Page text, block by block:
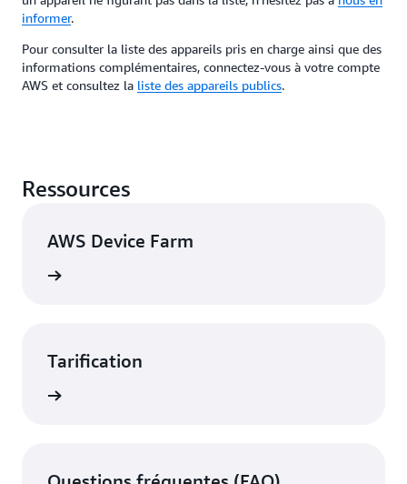
informer.
Pour consulter la liste des appareils pris en charge ainsi que des
informations complémentaires, connectez-vous à votre compte
AWS et consultez la liste des appareils publics.
Ressources
AWS Device Farm
Tarification